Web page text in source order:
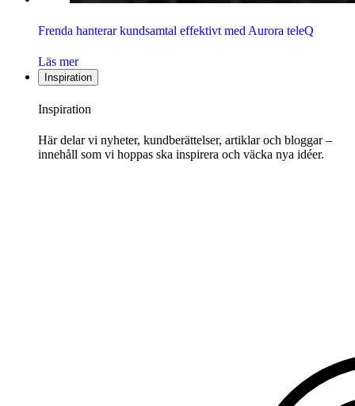
Frenda hanterar kundsamtal effektivt med Aurora teleQ
Läs mer
Inspiration
Inspiration
Här delar vi nyheter, kundberättelser, artiklar och bloggar –
innehåll som vi hoppas ska inspirera och väcka nya idéer.